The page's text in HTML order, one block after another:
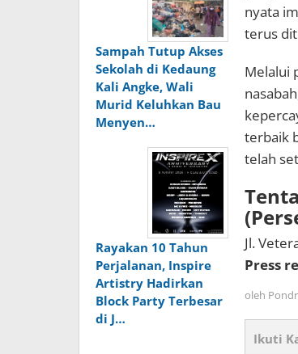
Sampah Tutup Akses
Sekolah di Kedaung
Kali Angke, Wali
Murid Keluhkan Bau
Menyen…
Rayakan 10 Tahun
Perjalanan, Inspire
Artistry Hadirkan
Block Party Terbesar
di J…
nyata
terus
Melalui
terbaik
telah
Jl.
Press
oleh
Ikuti